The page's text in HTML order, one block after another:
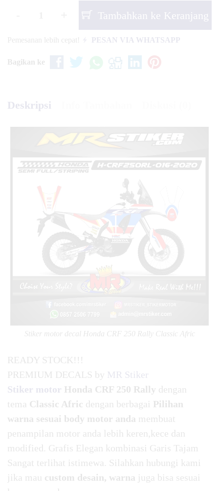
Tambahkan ke Keranjang
Pemesanan lebih cepat! PESAN VIA WHATSAPP
Bagikan ke
Deskripsi
Stiker motor decal Honda CRF 250 Rally Classic Afric
READY STOCK!!!
PREMIUM DECALS by MR Stiker
Stiker motor Honda CRF 250 Rally dengan
tema Classic Afric dengan berbagai Pilihan
warna sesuai body motor anda membuat
penampilan motor anda lebih keren,kece dan
modified. Grafis Elegan kombinasi Garis Tajam
Sangat terlihat istimewa. Silahkan hubungi kami
jika mau custom desain, warna juga bisa sesuai